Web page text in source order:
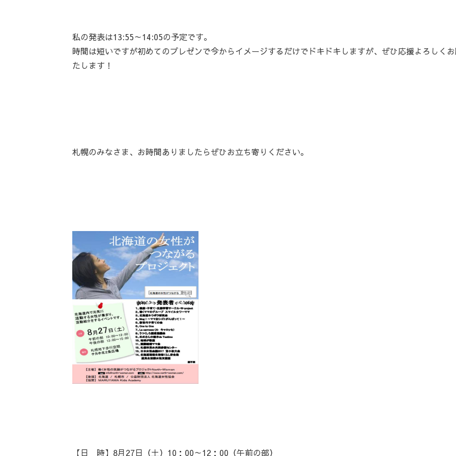
私の発表は13:55～14:05の予定です。
時間は短いですが初めてのプレゼンで今からイメージするだけでドキドキしますが、ぜひ応援よろしく
たします！
札幌のみなさま、お時間ありましたらぜひお立ち寄りください。
【日 時】8月27日（土）10：00～12：00（午前の部）